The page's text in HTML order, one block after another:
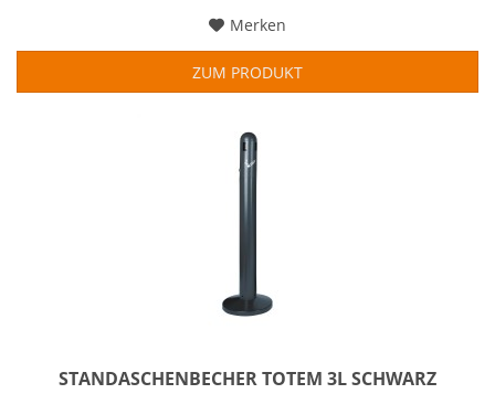
Merken
ZUM PRODUKT
STANDASCHENBECHER TOTEM 3L SCHWARZ